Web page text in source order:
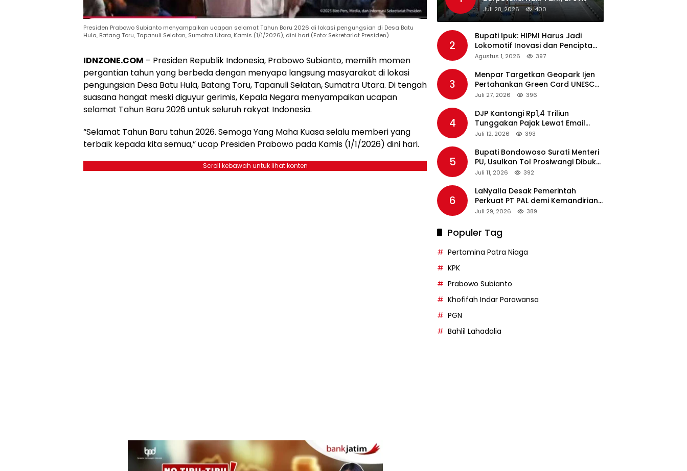
Presiden Prabowo Subianto menyampaikan ucapan selamat Tahun Baru 2026 di lokasi pengungsian di Desa Batu
Hula, Batang Toru, Tapanuli Selatan, Sumatra Utara, Kamis (1/1/2026), dini hari (Foto: Sekretariat Presiden)
IDNZONE.COM – Presiden Republik Indonesia, Prabowo Subianto, memilih momen
pergantian tahun yang berbeda dengan menyapa langsung masyarakat di lokasi
pengungsian Desa Batu Hula, Batang Toru, Tapanuli Selatan, Sumatra Utara. Di tengah
suasana hangat meski diguyur gerimis, Kepala Negara menyampaikan ucapan
selamat Tahun Baru 2026 untuk seluruh rakyat Indonesia.
“Selamat Tahun Baru tahun 2026. Semoga Yang Maha Kuasa selalu memberi yang
terbaik kepada kita semua,” ucap Presiden Prabowo pada Kamis (1/1/2026) dini hari.
Scroll kebawah untuk lihat konten
Tunggu Hasil Evaluasi
Standar Pelayanan
Juli 28, 2026 400
2
Bupati Ipuk: HIPMI Harus Jadi
Lokomotif Inovasi dan Pencipta
Lapangan Kerja
Agustus 1, 2026 397
3
Menpar Targetkan Geopark Ijen
Pertahankan Green Card UNESCO
pada Revalidasi Agustus 2026
Juli 27, 2026 396
4
DJP Kantongi Rp1,4 Triliun
Tunggakan Pajak Lewat Email
Pengingat, Total Piutang Masih
Juli 12, 2026 393
5
Bupati Bondowoso Surati Menteri
PU, Usulkan Tol Prosiwangi Dibuka
Sementara
Juli 11, 2026 392
6
LaNyalla Desak Pemerintah
Perkuat PT PAL demi Kemandirian
Industri Pertahanan Maritim
Juli 29, 2026 389
Populer Tag
Pertamina Patra Niaga
KPK
Prabowo Subianto
Khofifah Indar Parawansa
PGN
Bahlil Lahadalia